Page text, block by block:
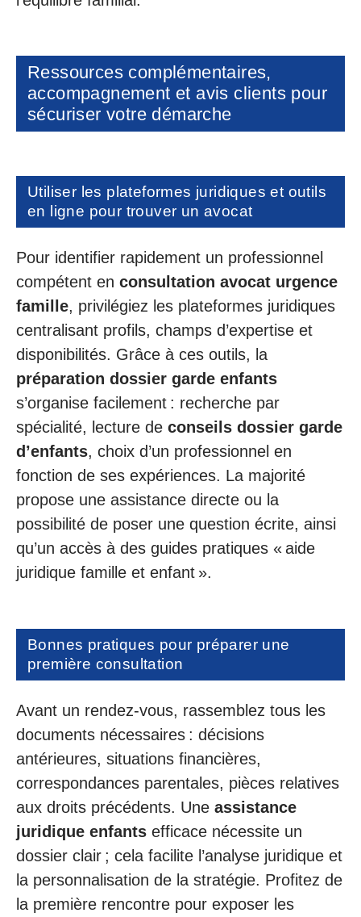
Ressources complémentaires,
accompagnement et avis clients pour
sécuriser votre démarche
Utiliser les plateformes juridiques et outils
en ligne pour trouver un avocat
Pour identifier rapidement un professionnel
compétent en consultation avocat urgence
famille, privilégiez les plateformes juridiques
centralisant profils, champs d’expertise et
disponibilités. Grâce à ces outils, la
préparation dossier garde enfants
s’organise facilement : recherche par
spécialité, lecture de conseils dossier garde
d’enfants, choix d’un professionnel en
fonction de ses expériences. La majorité
propose une assistance directe ou la
possibilité de poser une question écrite, ainsi
qu’un accès à des guides pratiques « aide
juridique famille et enfant ».
Bonnes pratiques pour préparer une
première consultation
Avant un rendez-vous, rassemblez tous les
documents nécessaires : décisions
antérieures, situations financières,
correspondances parentales, pièces relatives
aux droits précédents. Une assistance
juridique enfants efficace nécessite un
dossier clair ; cela facilite l’analyse juridique et
la personnalisation de la stratégie. Profitez de
la première rencontre pour exposer les